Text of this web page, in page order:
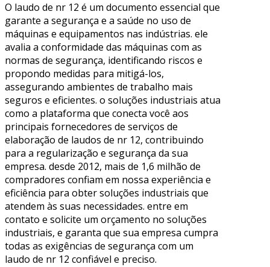
O laudo de nr 12 é um documento essencial que
garante a segurança e a saúde no uso de
máquinas e equipamentos nas indústrias. ele
avalia a conformidade das máquinas com as
normas de segurança, identificando riscos e
propondo medidas para mitigá-los,
assegurando ambientes de trabalho mais
seguros e eficientes. o soluções industriais atua
como a plataforma que conecta você aos
principais fornecedores de serviços de
elaboração de laudos de nr 12, contribuindo
para a regularização e segurança da sua
empresa. desde 2012, mais de 1,6 milhão de
compradores confiam em nossa experiência e
eficiência para obter soluções industriais que
atendem às suas necessidades. entre em
contato e solicite um orçamento no soluções
industriais, e garanta que sua empresa cumpra
todas as exigências de segurança com um
laudo de nr 12 confiável e preciso.